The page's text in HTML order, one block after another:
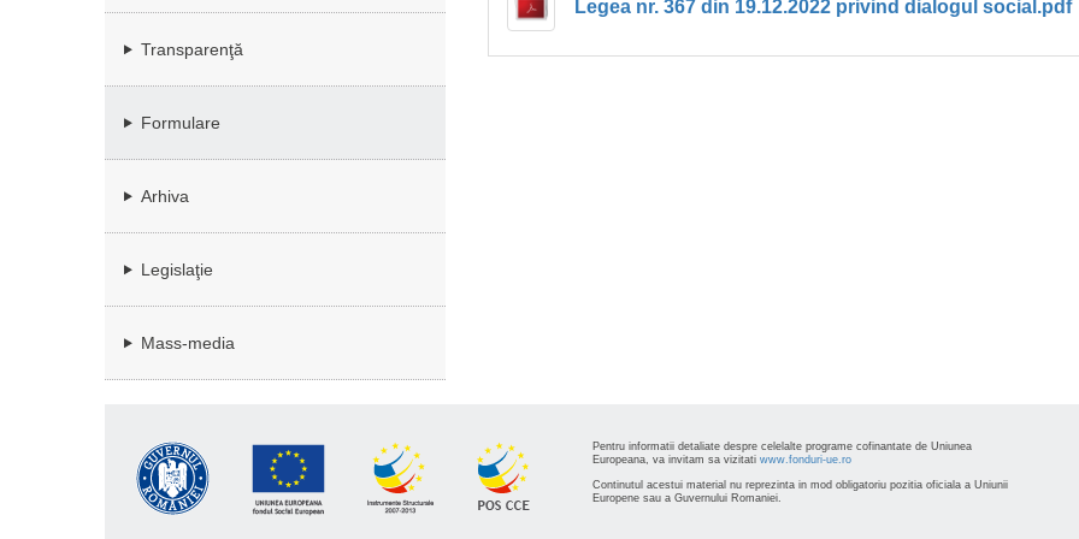
Transparenţă
Formulare
Arhiva
Legislaţie
Mass-media
Legea nr. 367 din 19.12.2022 privind dialogul social.pdf
Pentru informatii detaliate despre celelalte programe cofinantate de Uniunea
Europeana, va invitam sa vizitati www.fonduri-ue.ro
Continutul acestui material nu reprezinta in mod obligatoriu pozitia oficiala a Uniunii
Europene sau a Guvernului Romaniei.